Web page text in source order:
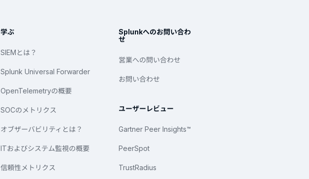
学ぶ
SIEMとは？
Splunk Universal Forwarder
OpenTelemetryの概要
SOCのメトリクス
オブザーバビリティとは？
ITおよびシステム監視の概要
信頼性メトリクス
Splunkへのお問い合わ
せ
営業への問い合わせ
お問い合わせ
ユーザーレビュー
Gartner Peer Insights™
PeerSpot
TrustRadius